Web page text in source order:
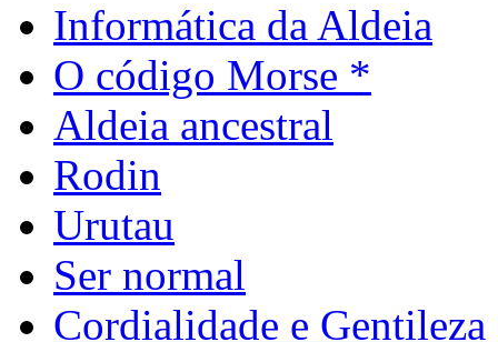
Informática da Aldeia
O código Morse *
Aldeia ancestral
Rodin
Urutau
Ser normal
Cordialidade e Gentileza